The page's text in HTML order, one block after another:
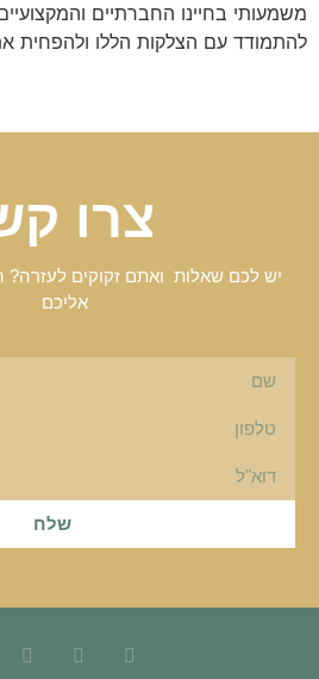
משמעותי בחיינו החברתיים
להתמודד עם הצלקות הללו ולהפחית
צרו
יש לכם שאלות ואתם זקוקים לעזרה?
אליכם
שלח